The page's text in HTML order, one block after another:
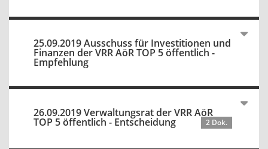
25.09.2019 Ausschuss für Investitionen und
Finanzen der VRR AöR TOP 5 öffentlich -
Empfehlung
26.09.2019 Verwaltungsrat der VRR AöR
TOP 5 öffentlich - Entscheidung 2 Dok.